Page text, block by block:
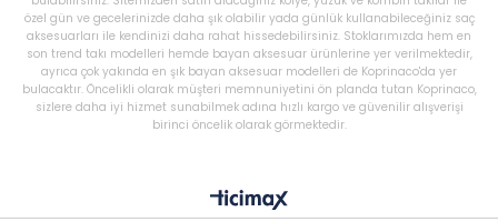
özel gün ve gecelerinizde daha şık olabilir yada günlük kullanabileceğiniz saç
aksesuarları ile kendinizi daha rahat hissedebilirsiniz. Stoklarımızda hem en
son trend takı modelleri hemde bayan aksesuar ürünlerine yer verilmektedir,
ayrıca çok yakında en şık bayan aksesuar modelleri de Koprinaco'da yer
bulacaktır. Öncelikli olarak müşteri memnuniyetini ön planda tutan Koprinaco,
sizlere daha iyi hizmet sunabilmek adına hızlı kargo ve güvenilir alışverişi
birinci öncelik olarak görmektedir.